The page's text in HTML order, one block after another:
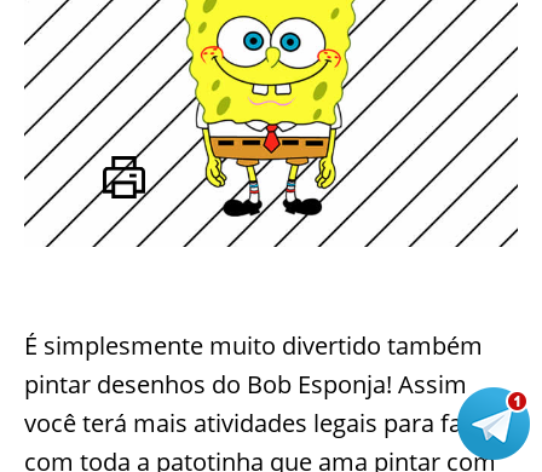
É simplesmente muito divertido também
pintar desenhos do Bob Esponja! Assim
você terá mais atividades legais para fazer
com toda a patotinha que ama pintar com